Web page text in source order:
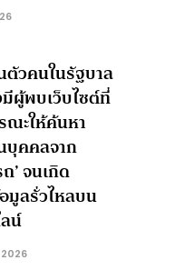
วคนในรัฐบาล
ผู้พบเว็บไซต์ที่
ณะให้ค้นหา
บุคคลจาก
’ จนเกิด
มูลรั่วไหลบน
น์